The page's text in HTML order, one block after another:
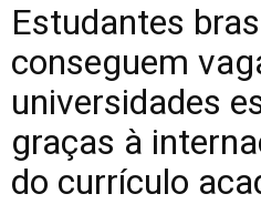
Estudantes
conseguem
universidades
graças à
do currículo